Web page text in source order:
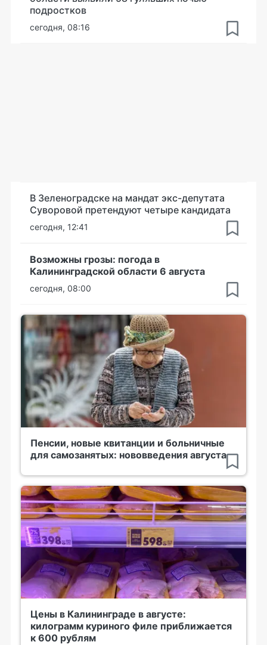
подростков
сегодня, 08:16
В Зеленоградске на мандат экс-депутата
Суворовой претендуют четыре кандидата
сегодня, 12:41
Возможны грозы: погода в
Калининградской области 6 августа
сегодня, 08:00
Пенсии, новые квитанции и больничные
для самозанятых: нововведения августа
Цены в Калининграде в августе:
килограмм куриного филе приближается
к 600 рублям